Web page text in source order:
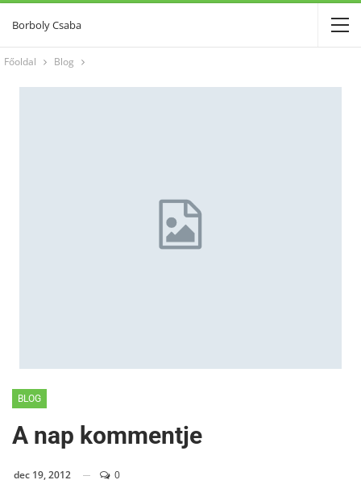
Borboly Csaba
Főoldal Blog
BLOG
A nap kommentje
dec 19, 2012 0